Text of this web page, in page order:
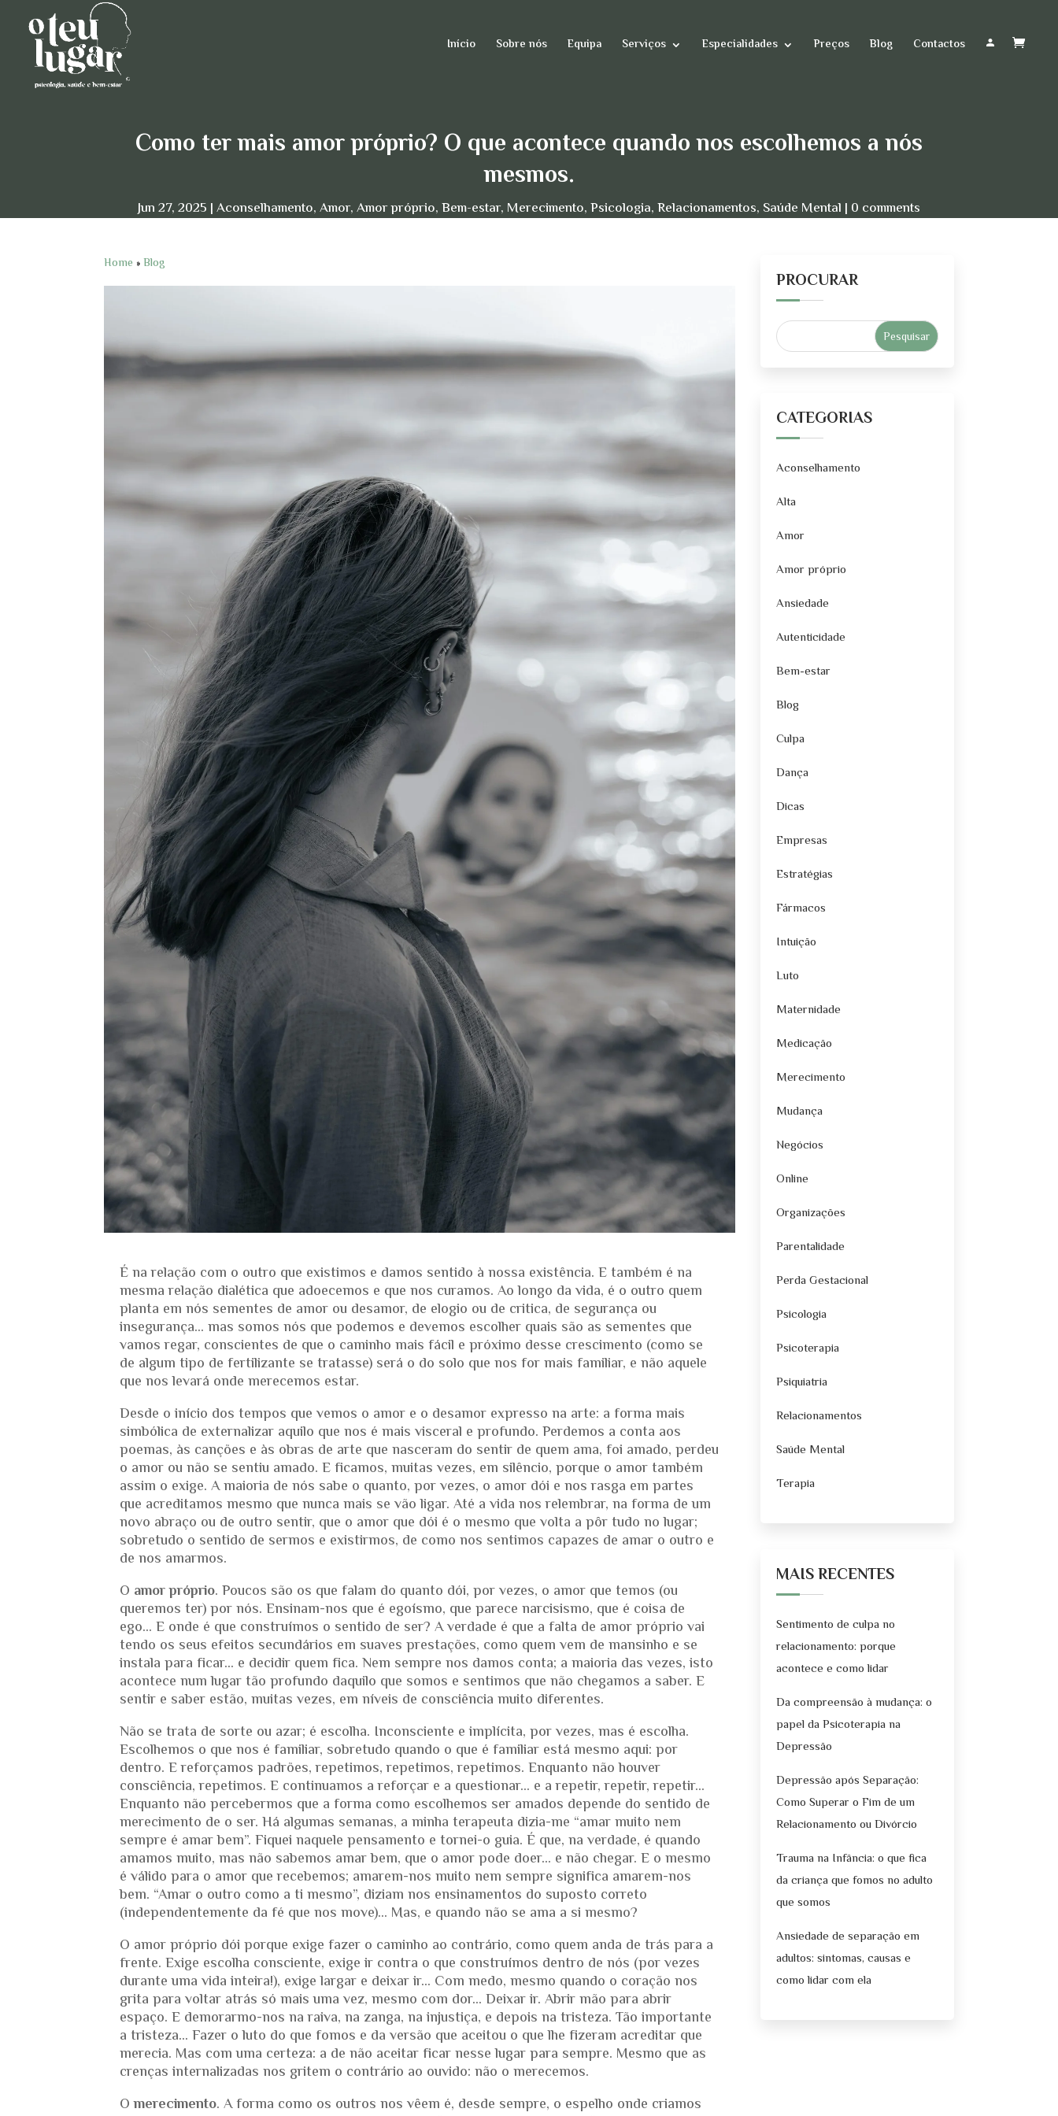
Início Sobre nós Equipa Serviços Especialidades Preços Blog Contactos
Como ter mais amor próprio? O que acontece quando nos escolhemos a nós
mesmos.
Jun 27, 2025 Aconselhamento,Amor,Amor próprio,Bem-estar, Merecimento,Psicologia,Relacionamentos, Saúde Mental 0 comments
Home »Blog
É na relação com o outro que existimos e damos sentido à nossa existência. E também é na
mesma relação dialética que adoecemos e que nos curamos. Ao longo da vida, é o outro quem
planta em nós sementes de amor ou desamor, de elogio ou de critica, de segurança ou
insegurança… mas somos nós que podemos e devemos escolher quais são as sementes que
vamos regar, conscientes de que o caminho mais fácil e próximo desse crescimento (como se
de algum tipo de fertilizante se tratasse) será o do solo que nos for mais familiar, e não aquele
que nos levará onde merecemos estar.
Desde o início dos tempos que vemos o amor e o desamor expresso na arte: a forma mais
simbólica de externalizar aquilo que nos é mais visceral e profundo. Perdemos a conta aos
poemas, às canções e às obras de arte que nasceram do sentir de quem ama, foi amado, perdeu
o amor ou não se sentiu amado. E ficamos, muitas vezes, em silêncio, porque o amor também
assim o exige. A maioria de nós sabe o quanto, por vezes, o amor dói e nos rasga em partes
que acreditamos mesmo que nunca mais se vão ligar. Até a vida nos relembrar, na forma de um
novo abraço ou de outro sentir, que o amor que dói é o mesmo que volta a pôr tudo no lugar;
sobretudo o sentido de sermos e existirmos, de como nos sentimos capazes de amar o outro e
de nos amarmos.
O amor próprio. Poucos são os que falam do quanto dói, por vezes, o amor que temos (ou
queremos ter) por nós. Ensinam-nos que é egoísmo, que parece narcisismo, que é coisa de
ego… E onde é que construímos o sentido de ser? A verdade é que a falta de amor próprio vai
tendo os seus efeitos secundários em suaves prestações, como quem vem de mansinho e se
instala para ficar… e decidir quem fica. Nem sempre nos damos conta; a maioria das vezes, isto
acontece num lugar tão profundo daquilo que somos e sentimos que não chegamos a saber. E
sentir e saber estão, muitas vezes, em níveis de consciência muito diferentes.
Não se trata de sorte ou azar; é escolha. Inconsciente e implícita, por vezes, mas é escolha.
Escolhemos o que nos é familiar, sobretudo quando o que é familiar está mesmo aqui: por
dentro. E reforçamos padrões, repetimos, repetimos, repetimos. Enquanto não houver
consciência, repetimos. E continuamos a reforçar e a questionar… e a repetir, repetir, repetir…
Enquanto não percebermos que a forma como escolhemos ser amados depende do sentido de
merecimento de o ser. Há algumas semanas, a minha terapeuta dizia-me “amar muito nem
sempre é amar bem”. Fiquei naquele pensamento e tornei-o guia. É que, na verdade, é quando
amamos muito, mas não sabemos amar bem, que o amor pode doer… e não chegar. E o mesmo
é válido para o amor que recebemos; amarem-nos muito nem sempre significa amarem-nos
bem. “Amar o outro como a ti mesmo”, diziam nos ensinamentos do suposto correto
(independentemente da fé que nos move)… Mas, e quando não se ama a si mesmo?
O amor próprio dói porque exige fazer o caminho ao contrário, como quem anda de trás para a
frente. Exige escolha consciente, exige ir contra o que construímos dentro de nós (por vezes
durante uma vida inteira!), exige largar e deixar ir… Com medo, mesmo quando o coração nos
grita para voltar atrás só mais uma vez, mesmo com dor… Deixar ir. Abrir mão para abrir
espaço. E demorarmo-nos na raiva, na zanga, na injustiça, e depois na tristeza. Tão importante
a tristeza… Fazer o luto do que fomos e da versão que aceitou o que lhe fizeram acreditar que
merecia. Mas com uma certeza: a de não aceitar ficar nesse lugar para sempre. Mesmo que as
crenças internalizadas nos gritem o contrário ao ouvido: não o merecemos.
Omerecimento. A forma como os outros nos vêem é, desde sempre, o espelho onde criamos
PROCURAR
CATEGORIAS
Aconselhamento
Alta
Amor
Amor próprio
Ansiedade
Autenticidade
Bem-estar
Blog
Culpa
Dança
Dicas
Empresas
Estratégias
Fármacos
Intuição
Luto
Maternidade
Medicação
Merecimento
Mudança
Negócios
Online
Organizações
Parentalidade
Perda Gestacional
Psicologia
Psicoterapia
Psiquiatria
Relacionamentos
Saúde Mental
Terapia
MAIS RECENTES
Sentimento de culpa no
relacionamento: porque
acontece e como lidar
Da compreensão à mudança: o
papel da Psicoterapia na
Depressão
Depressão após Separação:
Como Superar o Fim de um
Relacionamento ou Divórcio
Trauma na Infância: o que fica
da criança que fomos no adulto
que somos
Ansiedade de separação em
adultos: sintomas, causas e
como lidar com ela